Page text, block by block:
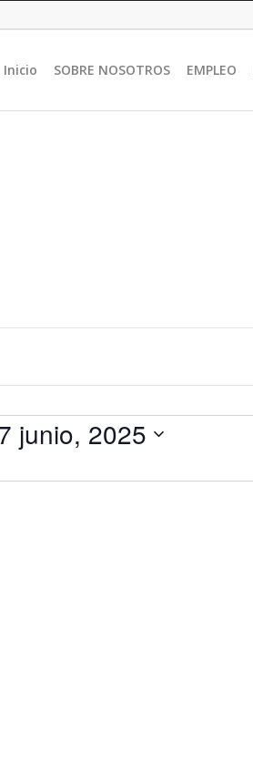
Inicio SOBRE NOSOTROS EMPLEO
junio, 2025